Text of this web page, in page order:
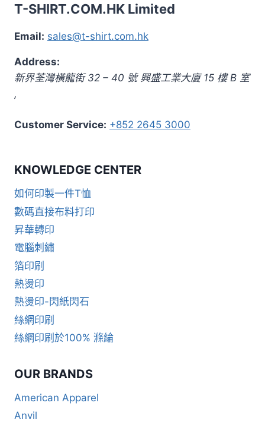
T-SHIRT.COM.HK Limited
Email: sales@t-shirt.com.hk
Address:
新界荃灣橫龍街 32 – 40 號 興盛工業大廈 15 樓 B 室
,
Customer Service: +852 2645 3000
KNOWLEDGE CENTER
如何印製一件T恤
數碼直接布料打印
昇華轉印
電腦刺繡
箔印刷
熱燙印
熱燙印-閃紙閃石
絲網印刷
絲網印刷於100% 滌綸
OUR BRANDS
American Apparel
Anvil